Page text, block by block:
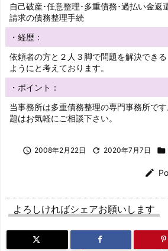
自己破産･任意整理･多重債務･過払い金返
請求の債務整理手続
・経歴：
依頼者の方と２人３脚で問題を解決できる
ようにと考えております。
・ポイント：
当事務所は多重債務整理の専門事務所で
題はお気軽にご相談下さい。
 2008年2月22日  2020年7月7日 

よろしければシェアお願いします